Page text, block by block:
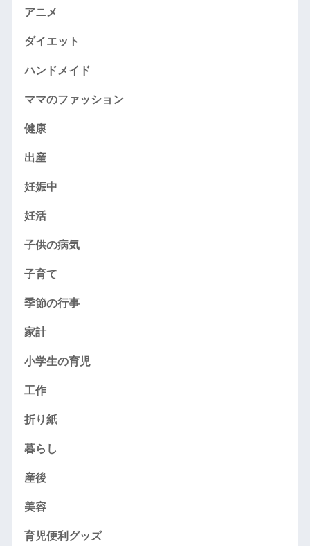
アニメ
ダイエット
ハンドメイド
ママのファッション
健康
出産
妊娠中
妊活
子供の病気
子育て
季節の行事
家計
小学生の育児
工作
折り紙
暮らし
産後
美容
育児便利グッズ